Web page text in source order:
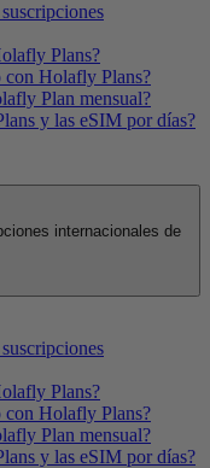
Plans?
con Holafly Plans?
Plan mensual?
y las eSIM por días?
internacionales de
Plans?
con Holafly Plans?
Plan mensual?
y las eSIM por días?